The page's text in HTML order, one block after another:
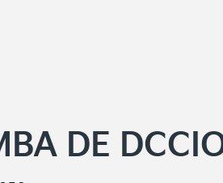
DE